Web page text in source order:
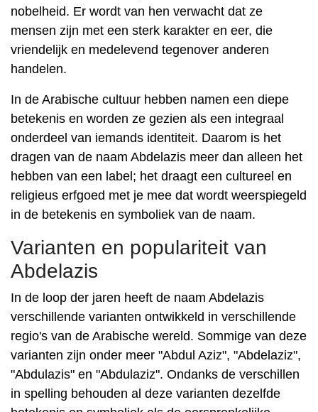
nobelheid. Er wordt van hen verwacht dat ze
mensen zijn met een sterk karakter en eer, die
vriendelijk en medelevend tegenover anderen
handelen.
In de Arabische cultuur hebben namen een diepe
betekenis en worden ze gezien als een integraal
onderdeel van iemands identiteit. Daarom is het
dragen van de naam Abdelazis meer dan alleen het
hebben van een label; het draagt ​​een cultureel en
religieus erfgoed met je mee dat wordt weerspiegeld
in de betekenis en symboliek van de naam.
Varianten en populariteit van
Abdelazis
In de loop der jaren heeft de naam Abdelazis
verschillende varianten ontwikkeld in verschillende
regio's van de Arabische wereld. Sommige van deze
varianten zijn onder meer "Abdul Aziz", "Abdelaziz",
"Abdulazis" en "Abdulaziz". Ondanks de verschillen
in spelling behouden al deze varianten dezelfde